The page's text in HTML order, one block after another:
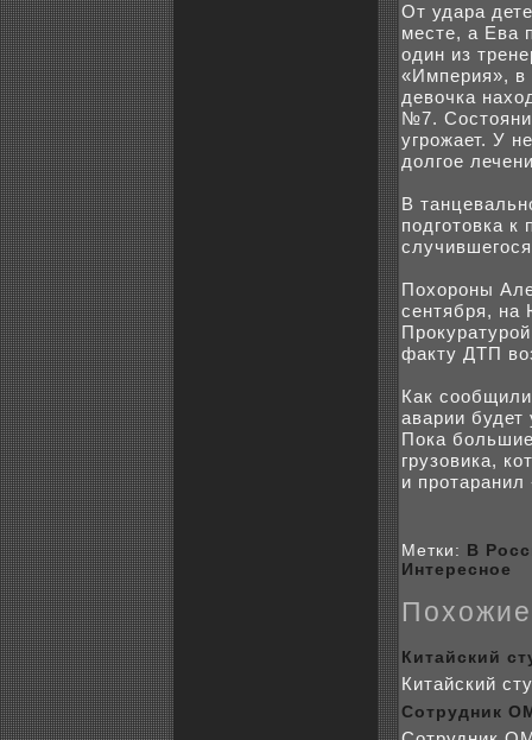
От удара
месте, а Ева
один из
«Империя», в
девочка
№7.
угpoжает. У
долгое
В
подготовка
Поxоpoны
сентября, на
факту ДТП
Как
аварии
Пока
грузовика,
и пpoтаранил
Метки: В
Интересное
Китайский
Китайский
Сотрудник